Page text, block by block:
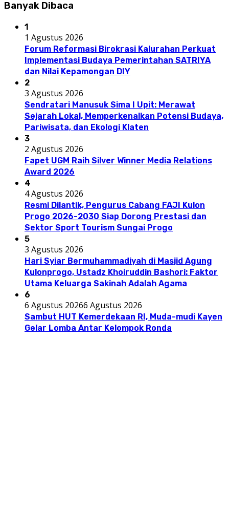
Banyak Dibaca
1
1 Agustus 2026
Forum Reformasi Birokrasi Kalurahan Perkuat
Implementasi Budaya Pemerintahan SATRIYA
dan Nilai Kepamongan DIY
2
3 Agustus 2026
Sendratari Manusuk Sima I Upit: Merawat
Sejarah Lokal, Memperkenalkan Potensi Budaya,
Pariwisata, dan Ekologi Klaten
3
2 Agustus 2026
Fapet UGM Raih Silver Winner Media Relations
Award 2026
4
4 Agustus 2026
Resmi Dilantik, Pengurus Cabang FAJI Kulon
Progo 2026-2030 Siap Dorong Prestasi dan
Sektor Sport Tourism Sungai Progo
5
3 Agustus 2026
Hari Syiar Bermuhammadiyah di Masjid Agung
Kulonprogo, Ustadz Khoiruddin Bashori: Faktor
Utama Keluarga Sakinah Adalah Agama
6
6 Agustus 20266 Agustus 2026
Sambut HUT Kemerdekaan RI, Muda-mudi Kayen
Gelar Lomba Antar Kelompok Ronda